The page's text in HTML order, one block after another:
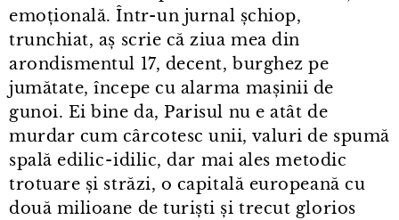
emoțională. Într⁠-⁠un jurnal șchiop,
trunchiat, aș scrie că ziua mea din
arondismentul 17, decent, burghez pe
jumătate, începe cu alarma mașinii de
gunoi. Ei bine da, Parisul nu e atât de
murdar cum cârcotesc unii, valuri de spumă
spală edilic⁠-⁠idilic, dar mai ales metodic
trotuare și străzi, o capitală europeană cu
două milioane de turiști și trecut glorios